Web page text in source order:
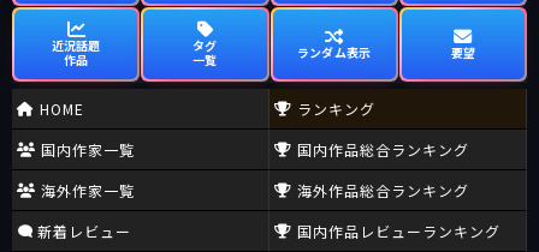
近況話題
作品
タグ
一覧
ランダム表示 要望
HOME
国内作家一覧
海外作家一覧
新着レビュー
ランキング
国内作品総合ランキング
海外作品総合ランキング
国内作品レビューランキング